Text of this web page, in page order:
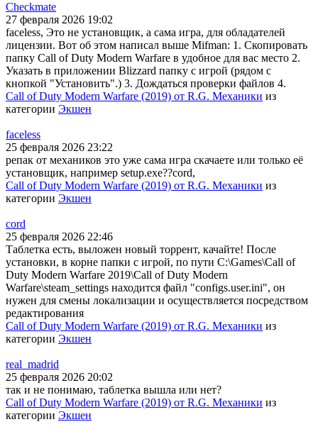
Checkmate
27 февраля 2026 19:02
faceless, Это не установщик, а сама игра, для обладателей
лицензии. Вот об этом написал выше Mifman: 1. Скопировать
папку Call of Duty Modern Warfare в удобное для вас место 2.
Указать в приложении Blizzard папку с игрой (рядом с
кнопкой "Установить".) 3. Дождаться проверки файлов 4.
Call of Duty Modern Warfare (2019) от R.G. Механики из
категории Экшен
faceless
25 февраля 2026 23:22
репак от механиков это уже сама игра скачаете или только её
установщик, например setup.exe??cord,
Call of Duty Modern Warfare (2019) от R.G. Механики из
категории Экшен
cord
25 февраля 2026 22:46
Таблетка есть, выложен новый торрент, качайте! После
установки, в корне папки с игрой, по пути C:\Games\Call of
Duty Modern Warfare 2019\Call of Duty Modern
Warfare\steam_settings находится файл "configs.user.ini", он
нужен для смены локализации и осуществляется посредством
редактирования
Call of Duty Modern Warfare (2019) от R.G. Механики из
категории Экшен
real_madrid
25 февраля 2026 20:02
так и не понимаю, таблетка вышла или нет?
Call of Duty Modern Warfare (2019) от R.G. Механики из
категории Экшен